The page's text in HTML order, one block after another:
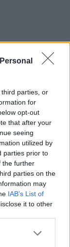
parties, or
for
opt-out
that after your
seeing
utilized by
parties prior to
the further
parties on the
may
IAB’s List of
it to other
more Google